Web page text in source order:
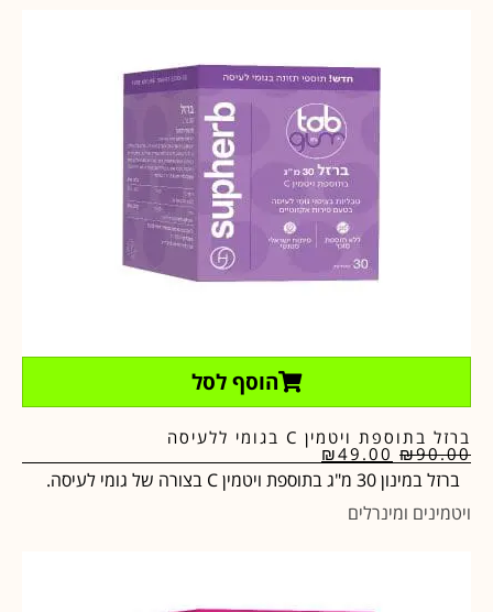
הוסף לסל
ברזל בתוספת ויטמין C בגומי ללעיסה
₪90.00
₪49.00
ברזל במינון 30 מ"ג בתוספת ויטמין C בצורה של גומי לעיסה.
ויטמינים ומינרלים